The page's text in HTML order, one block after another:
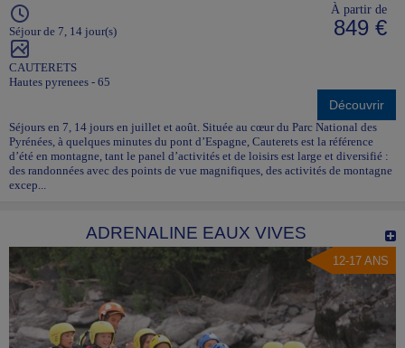
Séjour de 7, 14 jour(s)
CAUTERETS
Hautes pyrenees - 65
À partir de
849 €
Découvrir
Séjours en 7, 14 jours en juillet et août. Située au cœur du Parc National des
Pyrénées, à quelques minutes du pont d’Espagne, Cauterets est la référence
d’été en montagne, tant le panel d’activités et de loisirs est large et diversifié :
des randonnées avec des points de vue magnifiques, des activités de montagne
excep...
ADRENALINE EAUX VIVES
12-17 ANS